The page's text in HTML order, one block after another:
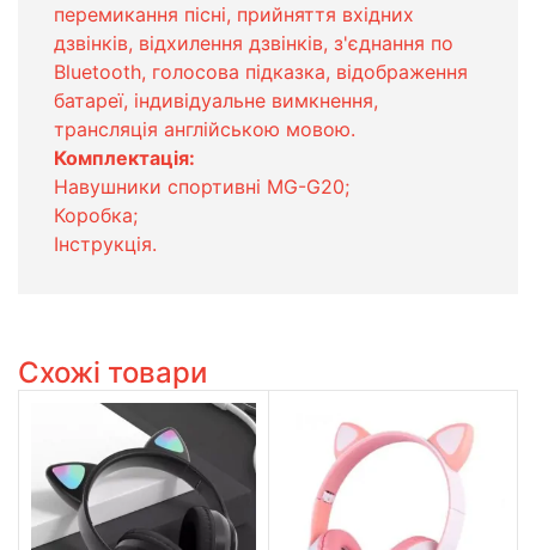
перемикання пісні, прийняття вхідних
дзвінків, відхилення дзвінків, з'єднання по
Bluetooth, голосова підказка, відображення
батареї, індивідуальне вимкнення,
трансляція англійською мовою.
Комплектація:
Навушники спортивні MG-G20;
Коробка;
Інструкція.
Схожі товари